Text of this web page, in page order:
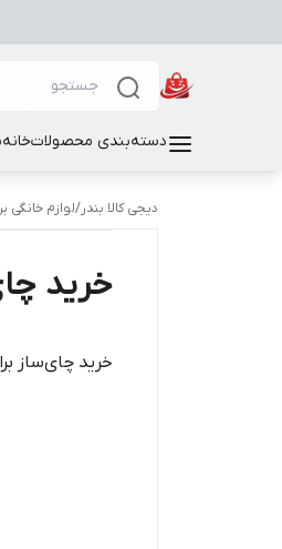
دسته‌بندی محصولاتخانه
دیجی کالا بندر/لوازم خانگی
خرید
خرید چای‌ساز